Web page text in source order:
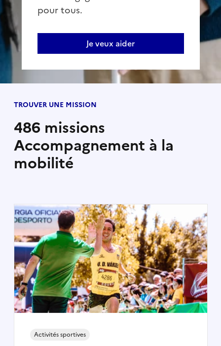
pour tous.
Je veux aider
TROUVER UNE MISSION
486 missions
Accompagnement à la
mobilité
Activités sportives